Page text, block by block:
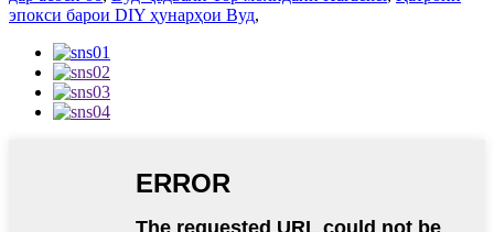
эпокси барои DIY ҳунарҳои Вуд,